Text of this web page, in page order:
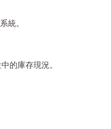
統。
的庫存現況。